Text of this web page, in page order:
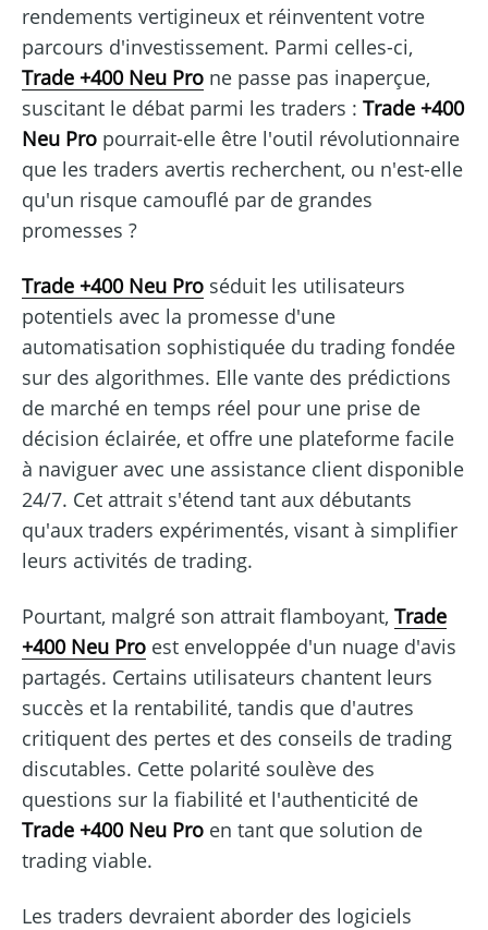
rendements vertigineux et réinventent votre
parcours d'investissement. Parmi celles-ci,
Trade +400 Neu Pro ne passe pas inaperçue,
suscitant le débat parmi les traders : Trade +400
Neu Pro pourrait-elle être l'outil révolutionnaire
que les traders avertis recherchent, ou n'est-elle
qu'un risque camouflé par de grandes
promesses ?
Trade +400 Neu Pro séduit les utilisateurs
potentiels avec la promesse d'une
automatisation sophistiquée du trading fondée
sur des algorithmes. Elle vante des prédictions
de marché en temps réel pour une prise de
décision éclairée, et offre une plateforme facile
à naviguer avec une assistance client disponible
24/7. Cet attrait s'étend tant aux débutants
qu'aux traders expérimentés, visant à simplifier
leurs activités de trading.
Pourtant, malgré son attrait flamboyant, Trade
+400 Neu Pro est enveloppée d'un nuage d'avis
partagés. Certains utilisateurs chantent leurs
succès et la rentabilité, tandis que d'autres
critiquent des pertes et des conseils de trading
discutables. Cette polarité soulève des
questions sur la fiabilité et l'authenticité de
Trade +400 Neu Pro en tant que solution de
trading viable.
Les traders devraient aborder des logiciels